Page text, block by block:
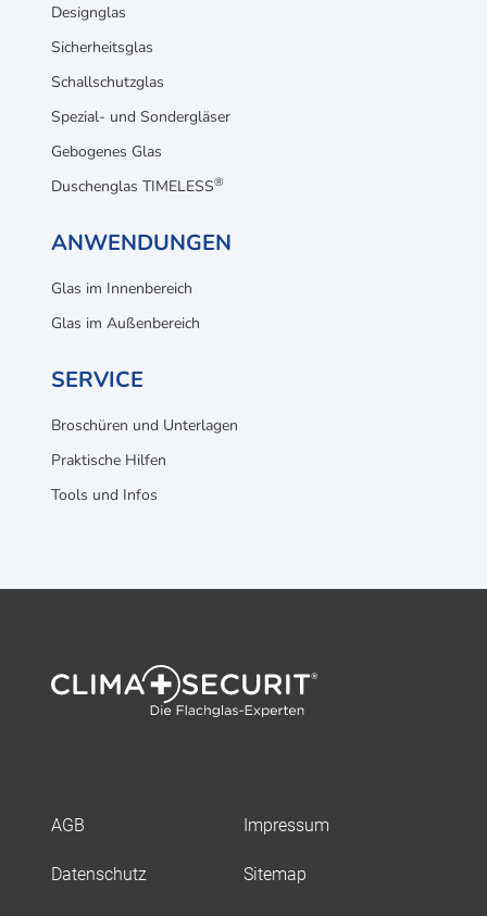
Designglas
Sicherheitsglas
Schallschutzglas
Spezial- und Sondergläser
Gebogenes Glas
Duschenglas TIMELESS®
ANWENDUNGEN
Glas im Innenbereich
Glas im Außenbereich
SERVICE
Broschüren und Unterlagen
Praktische Hilfen
Tools und Infos
AGB Impressum
Datenschutz Sitemap